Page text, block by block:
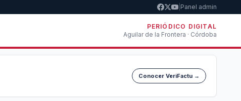
Panel admin
PERIÓDICO DIGITAL
Aguilar de la Frontera · Córdoba
Conocer VeriFactu →